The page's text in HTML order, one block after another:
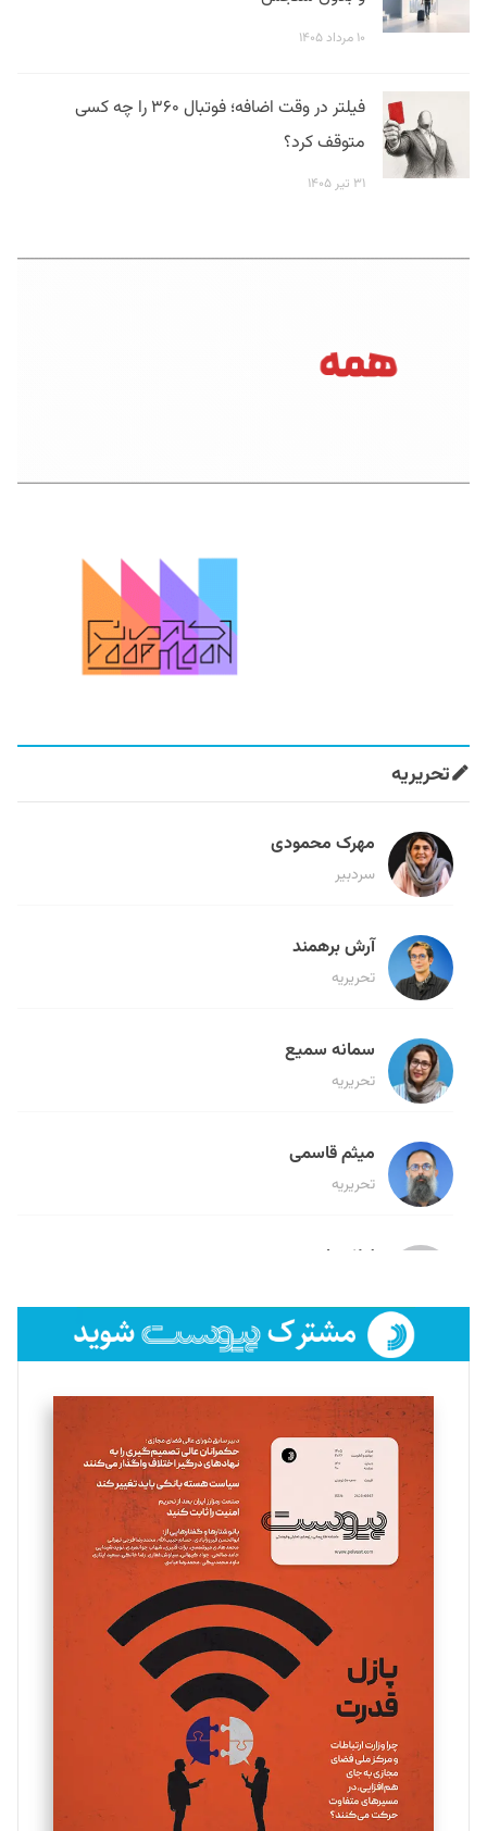
۱۰ مرداد ۱۴۰۵
فیلتر در وقت اضافه؛ فوتبال ۳۶۰ را چه کسی
متوقف کرد؟
۳۱ تیر ۱۴۰۵
تحریریه
مهرک محمودی
سردبیر
آرش برهمند
تحریریه
سمانه سمیع
تحریریه
میثم قاسمی
تحریریه
لیلا حنارود
فائزه فتحی رستمی
تحریریه
سروش کرمیان
تحریریه
مینا پاکدل
یسنا امان‌پور
تحریریه
ملینا جعفری
تحریریه